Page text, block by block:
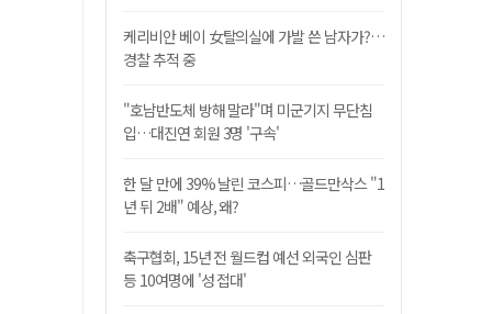
케리비안 베이 女탈의실에 가발 쓴 남자가?…
경찰 추적 중
"호남반도체 방해 말라"며 미군기지 무단침
입…대진연 회원 3명 '구속'
한 달 만에 39% 날린 코스피…골드만삭스 "1
년 뒤 2배" 예상, 왜?
축구협회, 15년 전 월드컵 예선 외국인 심판
등 10여명에 '성 접대'